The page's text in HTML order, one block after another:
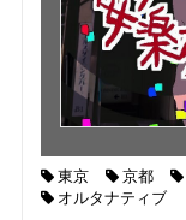
東京 京都
オルタナティブ